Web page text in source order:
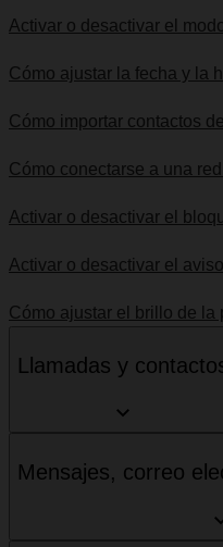
Activar o desactivar el
Cómo ajustar la fecha y la
Cómo importar contactos
Cómo conectarse a una
Activar o desactivar el
Activar o desactivar el
Cómo ajustar el brillo de la
Llamadas y
Mensajes, correo